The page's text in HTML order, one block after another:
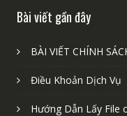
Bài viết gần đây
BÀI VIẾT CHÍNH
Điều Khoản Dịch Vụ
Hướng Dẫn Lấy File